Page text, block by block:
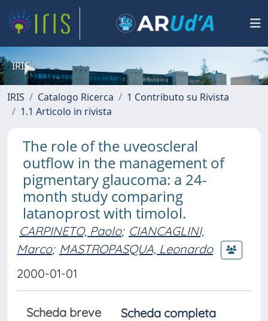
IRIS
IRIS Catalogo Ricerca
1 Contributo su Rivista
1.1 Articolo in rivista
The role of the uveoscleral
outflow in the management of
pigmentary glaucoma: a 24-
month study comparing
latanoprost with timolol.
CARPINETO, Paolo; CIANCAGLINI,
Marco; MASTROPASQUA, Leonardo
2000-01-01
Scheda breve
Scheda completa